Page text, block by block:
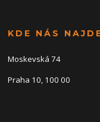
KDE NÁS
Moskevská 74
Praha 10, 100 00